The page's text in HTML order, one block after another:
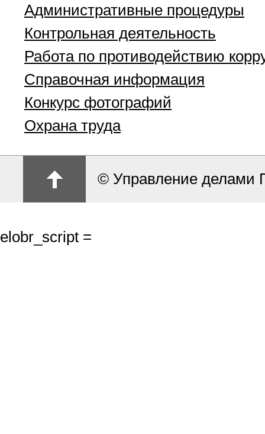
Административные процедуры
Контрольная деятельность
Работа по противодействию
Справочная информация
Конкурс фотографий
Охрана труда
© Управление делами
elobr_script =